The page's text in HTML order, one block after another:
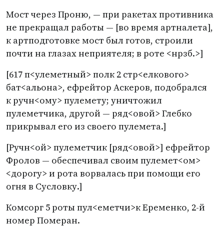
Мост через Проню, — при ракетах противника
не прекращал работы — [во время артналета],
к артподготовке мост был готов, строили
почти на глазах неприятеля; в роте <нрзб.>]
[617 п<улеметный> полк 2 стр<елкового>
бат<альона>, ефрейтор Аскеров, подобрался
к ручн<ому> пулемету; уничтожил
пулеметчика, другой — ряд<овой> Глебко
прикрывал его из своего пулемета.]
[Ручн<ой> пулеметчик [ряд<овой>] ефрейтор
Фролов — обеспечивал своим пулемет<ом>
<дорогу> и рота ворвалась при помощи его
огня в Сусловку.]
Комсорг 5 роты пул<еметчи>к Еременко, 2-й
номер Померан.